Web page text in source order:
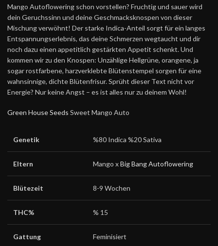
Mango Autoflowering schon vorstellen? Fruchtig und sauer wird
dein Geruchssinn und deine Geschmacksknospen von dieser
Mischung verwöhnt! Der starke Indica-Anteil sorgt für ein langes
Entspannungserlebnis, das deine Schmerzen wegtaucht und dir
noch dazu einen appetitlich gestärkten Appetit schenkt. Und
kommen wir zu den Knospen: Unzählige Hellgrüne, orangene, ja
sogar rostfarbene, harzverklebte Blütenstempel sorgen für eine
wahnsinnige, dichte Blütenfrisur. Sprüht dieser Text nicht vor
Energie? Nur keine Angst – es ist alles nur zu deinem Wohl!
Green House Seeds Sweet Mango Auto
Genetik %80 Indica %20 Sativa
Eltern Mango xBig Bang Autoflowering
Blütezeit 8-9 Wochen
THC% % 15
Gattung Feminisiert